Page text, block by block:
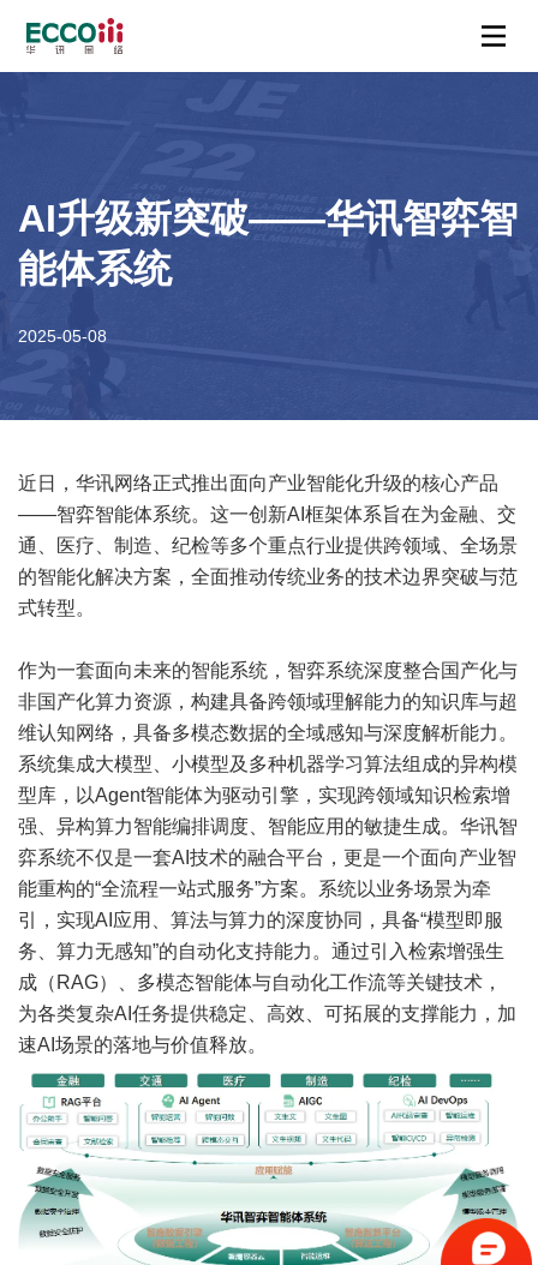
AI升级新突破——华讯智弈智
能体系统
2025-05-08
近日，华讯网络正式推出面向产业智能化升级的核心产品
——智弈智能体系统。这一创新AI框架体系旨在为金融、交
通、医疗、制造、纪检等多个重点行业提供跨领域、全场景
的智能化解决方案，全面推动传统业务的技术边界突破与范
式转型。
作为一套面向未来的智能系统，智弈系统深度整合国产化与
非国产化算力资源，构建具备跨领域理解能力的知识库与超
维认知网络，具备多模态数据的全域感知与深度解析能力。
系统集成大模型、小模型及多种机器学习算法组成的异构模
型库，以Agent智能体为驱动引擎，实现跨领域知识检索增
强、异构算力智能编排调度、智能应用的敏捷生成。华讯智
弈系统不仅是一套AI技术的融合平台，更是一个面向产业智
能重构的“全流程一站式服务”方案。系统以业务场景为牵
引，实现AI应用、算法与算力的深度协同，具备“模型即服
务、算力无感知”的自动化支持能力。通过引入检索增强生
成（RAG）、多模态智能体与自动化工作流等关键技术，
为各类复杂AI任务提供稳定、高效、可拓展的支撑能力，加
速AI场景的落地与价值释放。